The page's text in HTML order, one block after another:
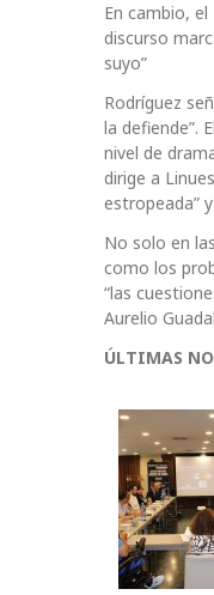
En cambio,
discurso
suyo”
Rodríguez
la defiende”.
nivel de
dirige a
estropeada”
No solo en
como los
“las
Aurelio
ÚLTIMAS